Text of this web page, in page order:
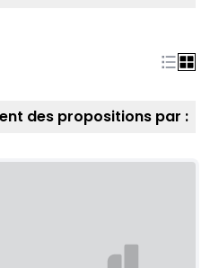
des propositions par :